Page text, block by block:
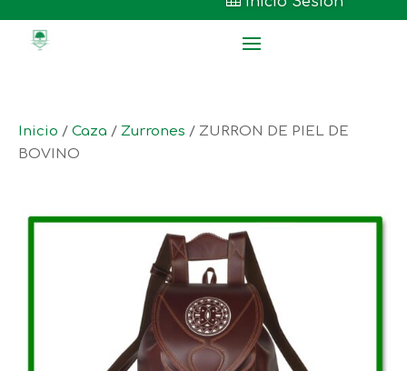
Inicio / Caza / Zurrones / ZURRON DE PIEL DE
BOVINO